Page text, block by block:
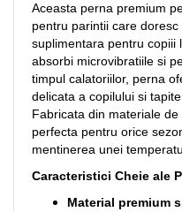
Aceasta perna premium
pentru parintii care
suplimentara pentru copiii
absorbi microvibratiile si
timpul calatoriilor, perna
delicata a copilului si
Fabricata din materiale
perfecta pentru orice
mentinerea unei
Caracteristici Cheie ale
Material premium